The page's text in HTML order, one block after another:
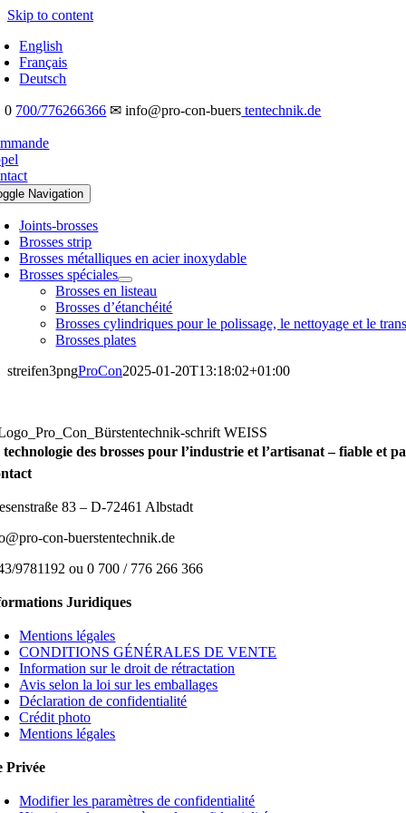
Skip to content
English
Français
Deutsch
700/776266366 ✉ info@pro-con-buers tentechnik.de
Navigation
Joints-brosses
Brosses strip
Brosses métalliques en acier inoxydable
Brosses spéciales
Brosses en listeau
Brosses d’étanchéité
Brosses cylindriques pour le polissage, le nettoyage et le
Brosses plates
streifen3pngProCon2025-01-20T13:18:02+01:00
des brosses pour l’industrie et l’artisanat – fiable et
83 – D-72461 Albstadt
con-buerstentechnik.de
9781192 ou 0 700 / 776 266 366
Juridiques
Mentions légales
CONDITIONS GÉNÉRALES DE VENTE
Information sur le droit de rétractation
Avis selon la loi sur les emballages
Déclaration de confidentialité
Crédit photo
Mentions légales
Privée
Modifier les paramètres de confidentialité